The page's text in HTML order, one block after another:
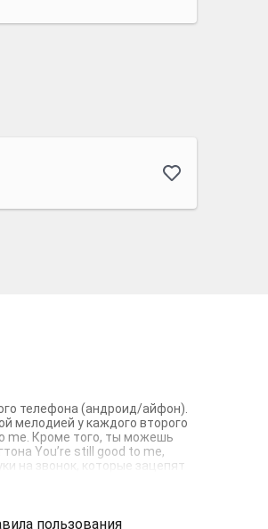
телефона (андроид/айфон).
мелодией у каждого второго
me. Кроме того, ты можешь
You’re still good to me,
на звонок, которые зацепят
пользования